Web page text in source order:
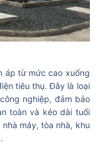
áp từ mức cao xuống
tiêu thụ. Đây là loại
nghiệp, đảm bảo
toàn và kéo dài tuổi
máy, tòa nhà, khu